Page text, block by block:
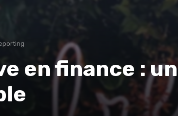
en finance : un